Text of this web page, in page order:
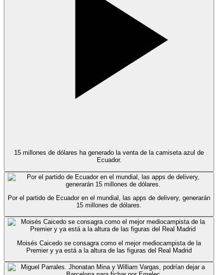
15 millones de dólares ha generado la venta de la camiseta azul de
Ecuador.
Por el partido de Ecuador en el mundial, las apps de delivery, generarán
15 millones de dólares.
Moisés Caicedo se consagra como el mejor mediocampista de la
Premier y ya está a la altura de las figuras del Real Madrid